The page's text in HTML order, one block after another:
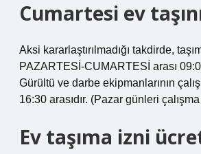
Cumartesi ev
Aksi kararlaştırılmadığı takdirde,
PAZARTESİ-CUMARTESİ arası
Gürültü ve darbe ekipmanlarının
16:30 arasıdır. (Pazar günleri
Ev taşıma izni